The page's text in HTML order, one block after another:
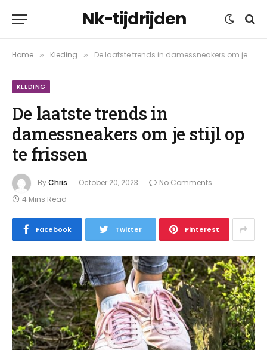
Nk-tijdrijden
Home » Kleding » De laatste trends in damessneakers om je stijl op te frissen
KLEDING
De laatste trends in
damessneakers om je stijl op
te frissen
ByChris October 20, 2023
No Comments
4 Mins Read
Facebook Twitter Pinterest